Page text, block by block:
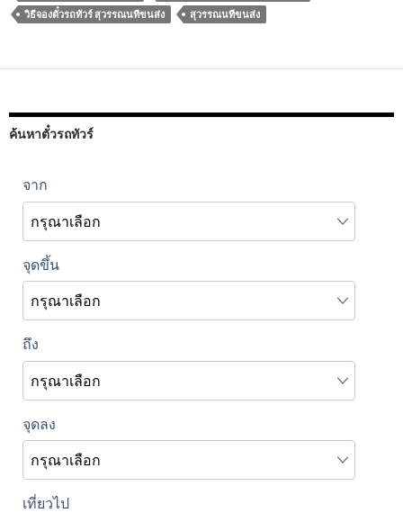
วิธีจองตั๋วรถทัวร์ สุวรรณนทีขนส่ง
สุวรรณนทีขนส่ง
ค้นหาตั๋วรถทัวร์